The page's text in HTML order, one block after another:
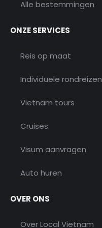
Alle bestemmingen
ONZE SERVICES
Reis op maat
Individuele rondreizen
Vietnam tours
Cruises
Visum aanvragen
Auto huren
OVER ONS
Over Local Vietnam